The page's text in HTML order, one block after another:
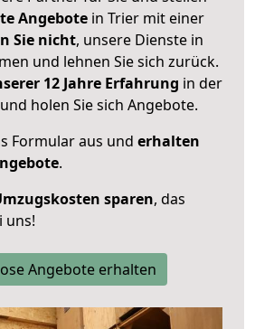
Angebote in Trier mit einer
Sie nicht, unsere Dienste in
und lehnen Sie sich zurück.
12 Jahre Erfahrung in der
holen Sie sich Angebote.
Formular aus und erhalten
.
sparen, das
uns!
Angebote erhalten